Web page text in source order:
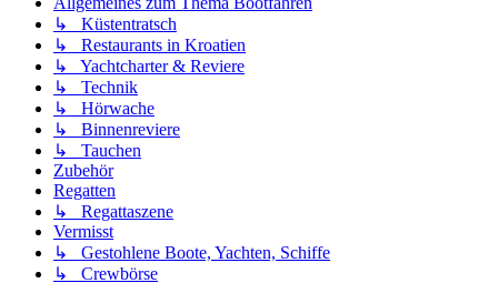
↳ Küstentratsch
↳ Restaurants in Kroatien
↳ Yachtcharter & Reviere
↳ Technik
↳ Hörwache
↳ Binnenreviere
↳ Tauchen
Zubehör
Regatten
↳ Regattaszene
Vermisst
↳ Gestohlene Boote, Yachten, Schiffe
↳ Crewbörse